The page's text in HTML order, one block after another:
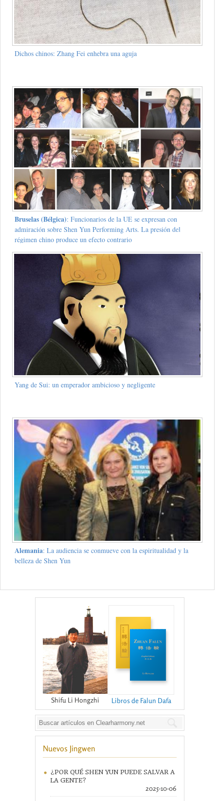
Dichos chinos: Zhang Fei enhebra una aguja
Bruselas (Bélgica): Funcionarios de la UE se expresan con
admiración sobre Shen Yun Performing Arts. La presión del
régimen chino produce un efecto contrario
Yang de Sui: un emperador ambicioso y negligente
Alemania: La audiencia se conmueve con la espiritualidad y la
belleza de Shen Yun
Shifu Li Hongzhi Libros de Falun Dafa
Nuevos Jingwen
¿POR QUÉ SHEN YUN PUEDE SALVAR A
LA GENTE?
2025-10-06